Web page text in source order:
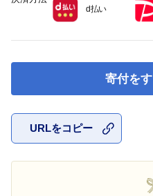
寄付を
URLをコピー
d払い